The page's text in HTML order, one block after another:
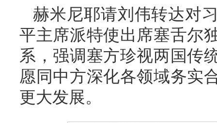
赫米尼耶请刘伟转达对
平主席派特使出席塞舌尔
系，强调塞方珍视两国传
愿同中方深化各领域务实
更大发展。